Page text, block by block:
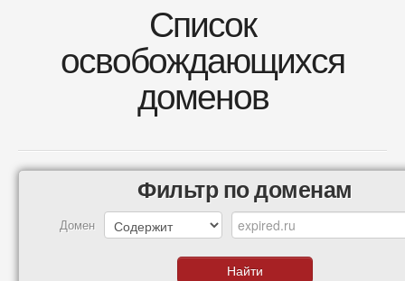
Список
освобождающихся
доменов
Фильтр по доменам
Домен